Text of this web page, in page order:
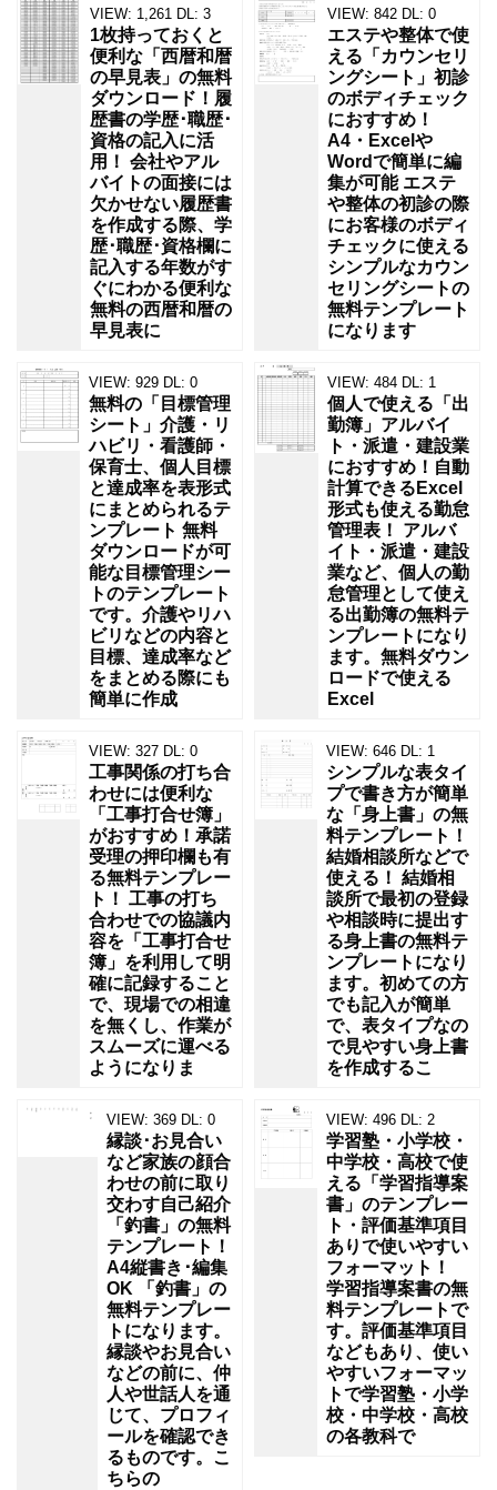
VIEW: 1,261 DL: 3
1枚持っておくと
便利な「西暦和暦
の早見表」の無料
ダウンロード！履
歴書の学歴･職歴･
資格の記入に活
用！ 会社やアル
バイトの面接には
欠かせない履歴書
を作成する際、学
歴･職歴･資格欄に
記入する年数がす
ぐにわかる便利な
無料の西暦和暦の
早見表に
VIEW: 842 DL: 0
エステや整体で使
える「カウンセリ
ングシート」初診
のボディチェック
におすすめ！
A4・Excelや
Wordで簡単に編
集が可能 エステ
や整体の初診の際
にお客様のボディ
チェックに使える
シンプルなカウン
セリングシートの
無料テンプレート
になります
VIEW: 929 DL: 0
無料の「目標管理
シート」介護・リ
ハビリ・看護師・
保育士、個人目標
と達成率を表形式
にまとめられるテ
ンプレート 無料
ダウンロードが可
能な目標管理シー
トのテンプレート
です。介護やリハ
ビリなどの内容と
目標、達成率など
をまとめる際にも
簡単に作成
VIEW: 484 DL: 1
個人で使える「出
勤簿」アルバイ
ト・派遣・建設業
におすすめ！自動
計算できるExcel
形式も使える勤怠
管理表！ アルバ
イト・派遣・建設
業など、個人の勤
怠管理として使え
る出勤簿の無料テ
ンプレートになり
ます。無料ダウン
ロードで使える
Excel
VIEW: 327 DL: 0
工事関係の打ち合
わせには便利な
「工事打合せ簿」
がおすすめ！承諾
受理の押印欄も有
る無料テンプレー
ト！ 工事の打ち
合わせでの協議内
容を「工事打合せ
簿」を利用して明
確に記録すること
で、現場での相違
を無くし、作業が
スムーズに運べる
ようになりま
VIEW: 646 DL: 1
シンプルな表タイ
プで書き方が簡単
な「身上書」の無
料テンプレート！
結婚相談所などで
使える！ 結婚相
談所で最初の登録
や相談時に提出す
る身上書の無料テ
ンプレートになり
ます。初めての方
でも記入が簡単
で、表タイプなの
で見やすい身上書
を作成するこ
VIEW: 369 DL: 0
縁談･お見合い
など家族の顔合
わせの前に取り
交わす自己紹介
「釣書」の無料
テンプレート！
A4縦書き･編集
OK 「釣書」の
無料テンプレー
トになります。
縁談やお見合い
などの前に、仲
人や世話人を通
じて、プロフィ
ールを確認でき
るものです。こ
ちらの
VIEW: 496 DL: 2
学習塾・小学校・
中学校・高校で使
える「学習指導案
書」のテンプレー
ト・評価基準項目
ありで使いやすい
フォーマット！
学習指導案書の無
料テンプレートで
す。評価基準項目
などもあり、使い
やすいフォーマッ
トで学習塾・小学
校・中学校・高校
の各教科で